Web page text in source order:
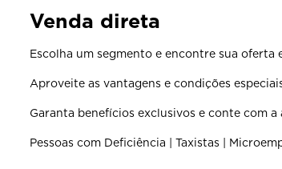
Venda direta
Escolha um segmento e encontre sua oferta
Aproveite as vantagens e condições
Garanta benefícios exclusivos e conte com
Pessoas com Deficiência | Taxistas |